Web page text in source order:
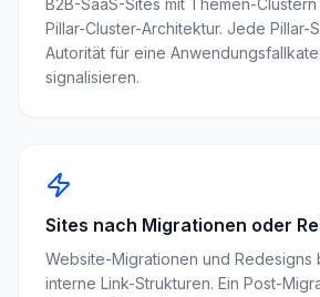
B2B-SaaS-Sites mit Themen-
Pillar-Cluster-Architektur. Jede Pillar-
Autorität für eine
signalisieren.
Sites nach Migrationen oder
Website-Migrationen und Redesigns
interne Link-Strukturen. Ein Post-